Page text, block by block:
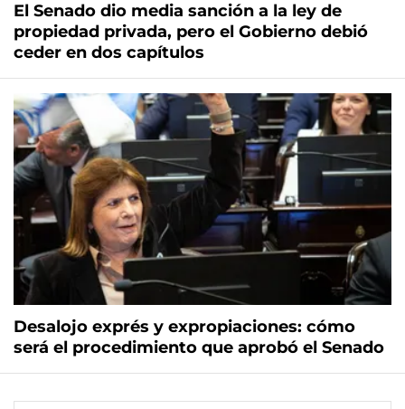
El Senado dio media sanción a la ley de
propiedad privada, pero el Gobierno debió
ceder en dos capítulos
Desalojo exprés y expropiaciones: cómo
será el procedimiento que aprobó el Senado